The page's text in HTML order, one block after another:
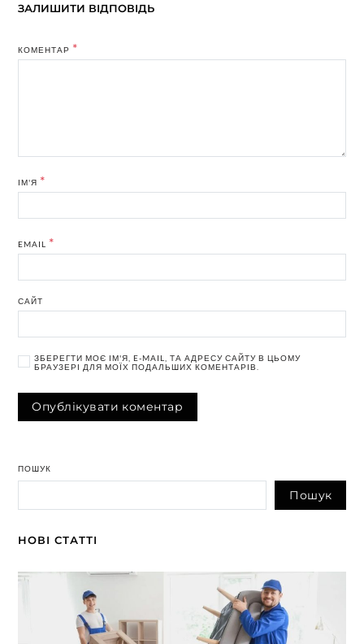
ЗАЛИШИТИ ВІДПОВІДЬ
КОМЕНТАР *
ІМ'Я *
EMAIL *
САЙТ
ЗБЕРЕГТИ МОЄ ІМ'Я, E-MAIL, ТА АДРЕСУ САЙТУ В ЦЬОМУ
БРАУЗЕРІ ДЛЯ МОЇХ ПОДАЛЬШИХ КОМЕНТАРІВ.
ПОШУК
Пошук
НОВІ СТАТТІ